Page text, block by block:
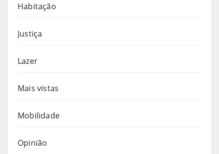
Habitação
Justiça
Lazer
Mais vistas
Mobilidade
Opinião